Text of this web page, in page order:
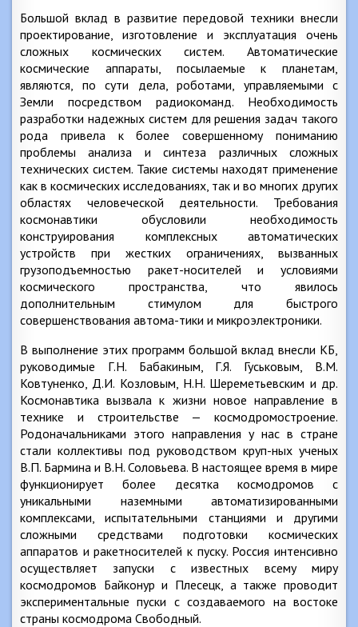
Большой вклад в развитие передовой техники внесли
проектирование, изготовление и эксплуатация очень
сложных космических систем. Автоматические
космические аппараты, посылаемые к планетам,
являются, по сути дела, роботами, управляемыми с
Земли посредством радиокоманд. Необходимость
разработки надежных систем для решения задач такого
рода привела к более совершенному пониманию
проблемы анализа и синтеза различных сложных
технических систем. Такие системы находят применение
как в космических исследованиях, так и во многих других
областях человеческой деятельности. Требования
космонавтики обусловили необходимость
конструирования комплексных автоматических
устройств при жестких ограничениях, вызванных
грузоподъемностью ракет-носителей и условиями
космического пространства, что явилось
дополнительным стимулом для быстрого
совершенствования автома-тики и микроэлектроники.
В выполнение этих программ большой вклад внесли КБ,
руководимые Г.Н. Бабакиным, Г.Я. Гуськовым, В.М.
Ковтуненко, Д.И. Козловым, Н.Н. Шереметьевским и др.
Космонавтика вызвала к жизни новое направление в
технике и строительстве — космодромостроение.
Родоначальниками этого направления у нас в стране
стали коллективы под руководством круп-ных ученых
В.П. Бармина и В.Н. Соловьева. В настоящее время в мире
функционирует более десятка космодромов с
уникальными наземными автоматизированными
комплексами, испытательными станциями и другими
сложными средствами подготовки космических
аппаратов и ракетносителей к пуску. Россия интенсивно
осуществляет запуски с известных всему миру
космодромов Байконур и Плесецк, а также проводит
экспериментальные пуски с создаваемого на востоке
страны космодрома Свободный.